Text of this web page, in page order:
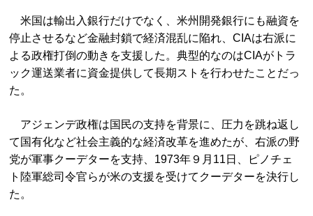
米国は輸出入銀行だけでなく、米州開発銀行にも融資を
停止させるなど金融封鎖で経済混乱に陥れ、CIAは右派に
よる政権打倒の動きを支援した。典型的なのはCIAがトラ
ック運送業者に資金提供して長期ストを行わせたことだっ
た。
アジェンデ政権は国民の支持を背景に、圧力を跳ね返し
て国有化など社会主義的な経済改革を進めたが、右派の野
党が軍事クーデターを支持、1973年９月11日、ピノチェ
ト陸軍総司令官らが米の支援を受けてクーデターを決行し
た。